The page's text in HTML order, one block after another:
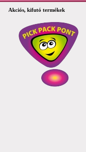
Akciós, kifutó termékek